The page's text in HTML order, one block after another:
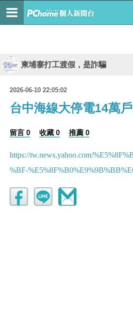
柬埔寨打工渡假，是詐騙
2026-06-10 22:05:02
台中海線大停電14萬
留言 0 收藏 0 推薦 0
https://tw.news.yahoo.com/
%BF-